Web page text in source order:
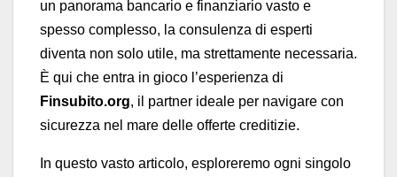
un panorama bancario e finanziario vasto e
spesso complesso, la consulenza di esperti
diventa non solo utile, ma strettamente necessaria.
È qui che entra in gioco l’esperienza di
Finsubito.org, il partner ideale per navigare con
sicurezza nel mare delle offerte creditizie.
In questo vasto articolo, esploreremo ogni singolo